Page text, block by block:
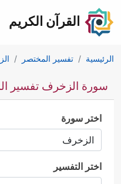
القرآن الكريم
الرئيسية تفسير المختصر
سورة الزخرف تفسير
اختر سورة
اختر التفسير